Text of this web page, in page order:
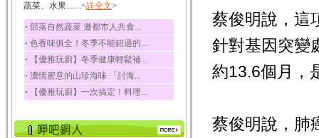
豆豉
豆豉裡頭含有營養的蛋
白質、脂肪、鈣、磷...
榛果
榛果裡所含的營養素有
蛋白質、脂肪、醣類...
迷迭香
酸、迷迭香酸、植物...
蔬菜、水果.......<詳全文>
‧ 部落自然蔬菜 邀都市人共食...
‧ 色香味俱全！冬季不能錯過的...
‧ 【優雅玩廚】冬季健康輕鬆補...
‧ 濃情蜜意的山珍海味 「討海...
‧ 【優雅玩廚】一次搞定！料理...
蔡俊明說，這
針對基因突變
約13.6個月，
蔡俊明說，肺